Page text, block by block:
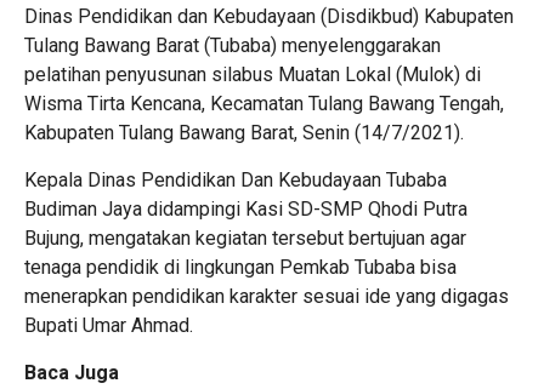
Dinas Pendidikan dan Kebudayaan (Disdikbud) Kabupaten
Tulang Bawang Barat (Tubaba) menyelenggarakan
pelatihan penyusunan silabus Muatan Lokal (Mulok) di
Wisma Tirta Kencana, Kecamatan Tulang Bawang Tengah,
Kabupaten Tulang Bawang Barat, Senin (14/7/2021).
Kepala Dinas Pendidikan Dan Kebudayaan Tubaba
Budiman Jaya didampingi Kasi SD-SMP Qhodi Putra
Bujung, mengatakan kegiatan tersebut bertujuan agar
tenaga pendidik di lingkungan Pemkab Tubaba bisa
menerapkan pendidikan karakter sesuai ide yang digagas
Bupati Umar Ahmad.
Baca Juga